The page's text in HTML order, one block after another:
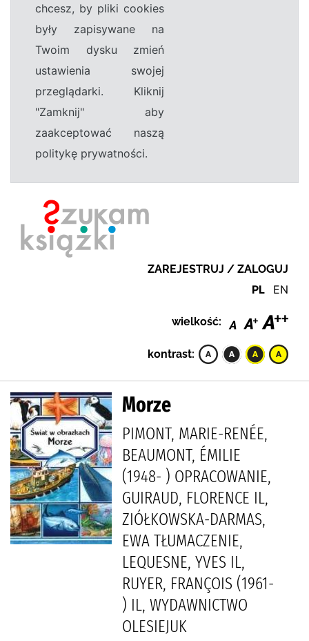
chcesz, by pliki cookies
były zapisywane na
Twoim dysku zmień
ustawienia swojej
przeglądarki. Kliknij
"Zamknij" aby
zaakceptować naszą
politykę prywatności.
ZAREJESTRUJ / ZALOGUJ
PL EN
wielkość:
kontrast:
Morze
PIMONT, MARIE-RENÉE,
BEAUMONT, ÉMILIE
(1948- ) OPRACOWANIE,
GUIRAUD, FLORENCE IL,
ZIÓŁKOWSKA-DARMAS,
EWA TŁUMACZENIE,
LEQUESNE, YVES IL,
RUYER, FRANÇOIS (1961-
) IL, WYDAWNICTWO
OLESIEJUK